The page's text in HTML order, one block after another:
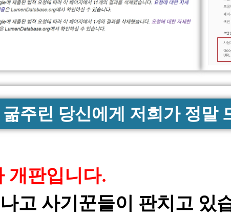
주린 당신에게 저희가 정말
개판입니다.
고 사기꾼들이 판치고 있